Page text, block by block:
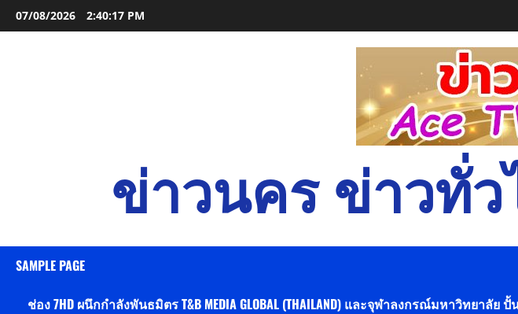
Skip
to
07/08/2026 2:40:18 PM
ข่าวนคร ข่าวทั่ว
SAMPLE PAGE
ช่อง 7HD ผนึกกำลังพันธมิตร T&B MEDIA GLOBAL (THAILAND) และจุฬาลงกรณ์มหาวิทยาลัย